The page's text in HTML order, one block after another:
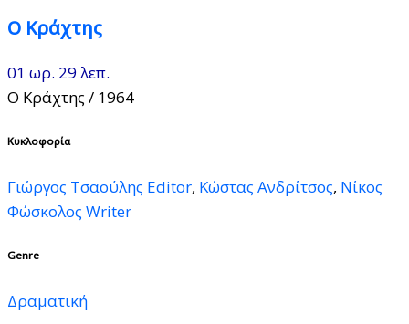
Ο Κράχτης
01 ωρ. 29 λεπ.
Ο Κράχτης / 1964
Κυκλοφορία
Γιώργος Τσαούλης Editor, Κώστας Ανδρίτσος, Νίκος
Φώσκολος Writer
Genre
Δραματική